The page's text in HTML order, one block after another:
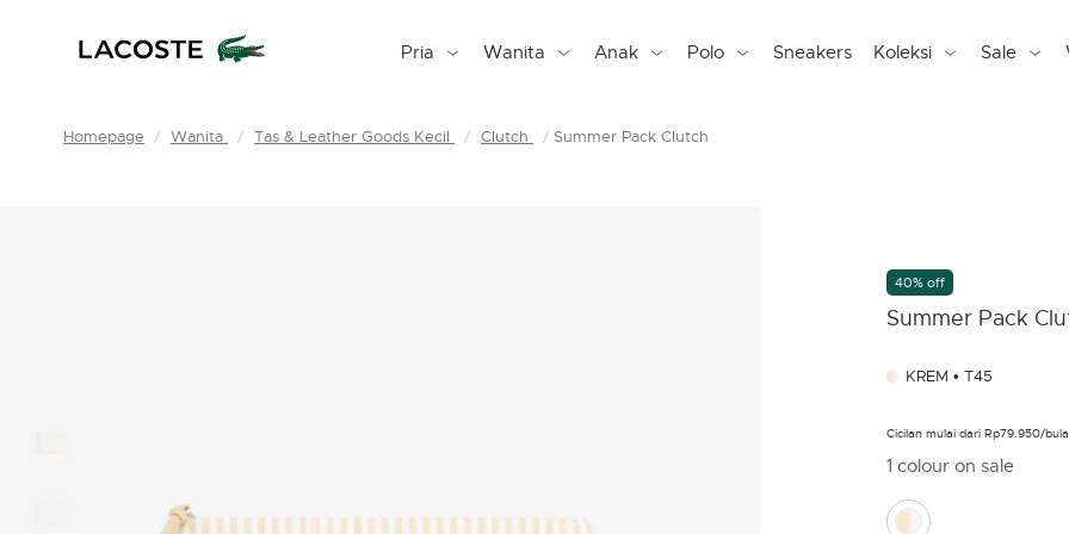
Pria Wanita Anak Polo Sneakers Koleksi Sale
Homepage Wanita Tas & Leather Goods Kecil Clutch Summer Pack Clutch
40% off
Summer Pack
KREM • T45
Cicilan mulai dari Rp79.950/
1 colour on sale